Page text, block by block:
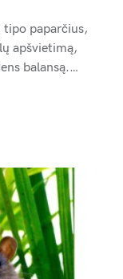
tipo paparčius,
apšvietimą,
balansą.…